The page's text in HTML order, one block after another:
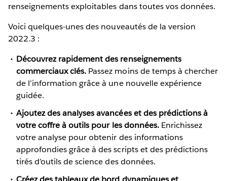
renseignements exploitables dans toutes vos données.
Voici quelques-unes des nouveautés de la version
2022.3 :
Découvrez rapidement des renseignements
commerciaux clés. Passez moins de temps à chercher
de l’information grâce à une nouvelle expérience
guidée.
Ajoutez des analyses avancées et des prédictions à
votre coffre à outils pour les données.Enrichissez
votre analyse pour obtenir des informations
approfondies grâce à des scripts et des prédictions
tirés d’outils de science des données.